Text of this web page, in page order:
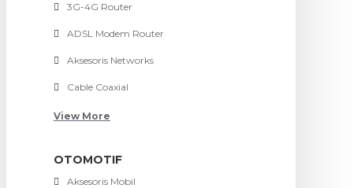
3G-4G Router
ADSL Modem Router
Aksesoris Networks
Cable Coaxial
View More
OTOMOTIF
Aksesoris Mobil